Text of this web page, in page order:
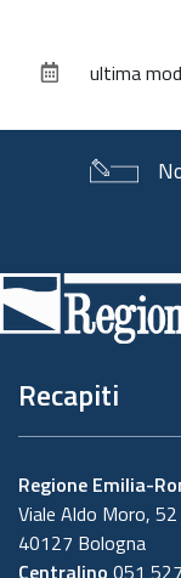
documento
ultima
di
pagina
Recapiti
Regione Emilia-
Viale Aldo Moro, 52
40127 Bologna
Centralino 051